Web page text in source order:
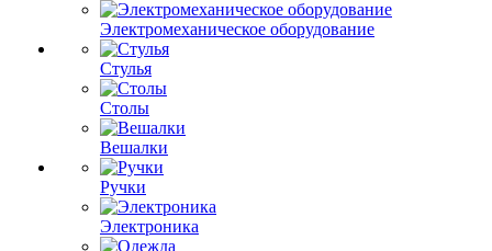
Электромеханическое оборудование
Стулья
Столы
Вешалки
Ручки
Электроника